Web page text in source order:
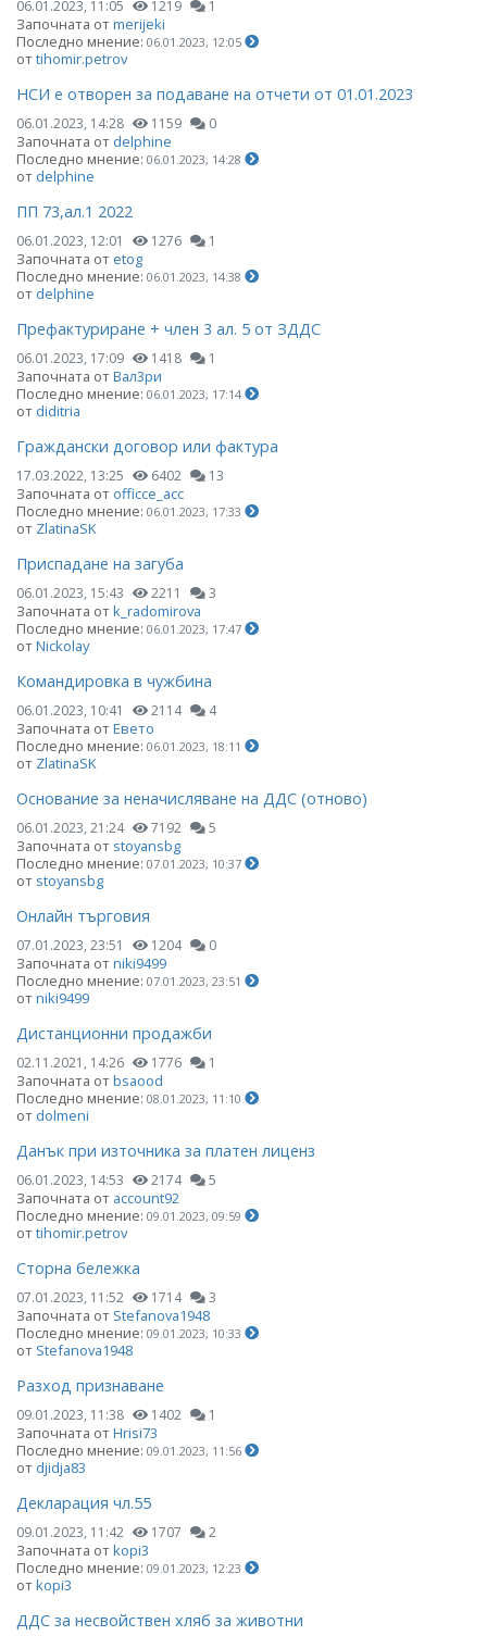
06.01.2023, 11:05 1219 1
Започната отmerijeki
Последно мнение: 06.01.2023, 12:05
отtihomir.petrov
НСИ е отворен за подаване на отчети от 01.01.2023
06.01.2023, 14:28 1159 0
Започната от delphine
Последно мнение: 06.01.2023, 14:28
от delphine
ПП 73,ал.1 2022
06.01.2023, 12:01 1276 1
Започната отetog
Последно мнение: 06.01.2023, 14:38
от delphine
Префактуриране + член 3 ал. 5 от ЗДДС
06.01.2023, 17:09 1418 1
Започната отВал3ри
Последно мнение: 06.01.2023, 17:14
от diditria
Граждански договор или фактура
17.03.2022, 13:25 6402 13
Започната от officce_acc
Последно мнение: 06.01.2023, 17:33
от ZlatinaSK
Приспадане на загуба
06.01.2023, 15:43 2211 3
Започната отk_radomirova
Последно мнение: 06.01.2023, 17:47
отNickolay
Командировка в чужбина
06.01.2023, 10:41 2114 4
Започната отЕвето
Последно мнение: 06.01.2023, 18:11
от ZlatinaSK
Основание за неначисляване на ДДС (отново)
06.01.2023, 21:24 7192 5
Започната от stoyansbg
Последно мнение: 07.01.2023, 10:37
от stoyansbg
Онлайн търговия
07.01.2023, 23:51 1204 0
Започната отniki9499
Последно мнение: 07.01.2023, 23:51
отniki9499
Дистанционни продажби
02.11.2021, 14:26 1776 1
Започната отbsaood
Последно мнение: 08.01.2023, 11:10
от dolmeni
Данък при източника за платен лиценз
06.01.2023, 14:53 2174 5
Започната от account92
Последно мнение: 09.01.2023, 09:59
отtihomir.petrov
Сторна бележка
07.01.2023, 11:52 1714 3
Започната от Stefanova1948
Последно мнение: 09.01.2023, 10:33
от Stefanova1948
Разход признаване
09.01.2023, 11:38 1402 1
Започната отHrisi73
Последно мнение: 09.01.2023, 11:56
от djidja83
Декларация чл.55
09.01.2023, 11:42 1707 2
Започната отkopi3
Последно мнение: 09.01.2023, 12:23
отkopi3
ДДС за несвойствен хляб за животни